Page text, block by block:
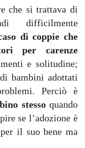
che si trattava di
difficilmente
di coppie che
per carenze
e solitudine;
bambini adottati
Perciò è
stessoquando
se l’adozione è
il suo bene ma